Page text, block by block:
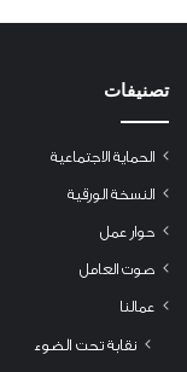
تصنيفات
الحماية الاجتماعية
النسخة الورقية
حوار عمل
صوت العامل
عمالنا
نقابة تحت الضوء